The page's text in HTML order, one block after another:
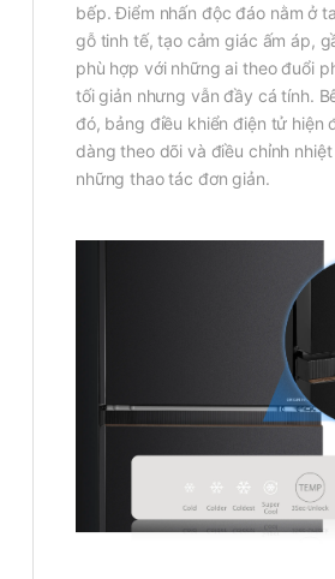
bếp. Điểm nhấn độc đáo nằm ở
gỗ tinh tế, tạo cảm giác ấm áp,
phù hợp với những ai theo đuổi
tối giản nhưng vẫn đầy cá tính.
đó, bảng điều khiển điện tử hiện
dàng theo dõi và điều chỉnh
những thao tác đơn giản.